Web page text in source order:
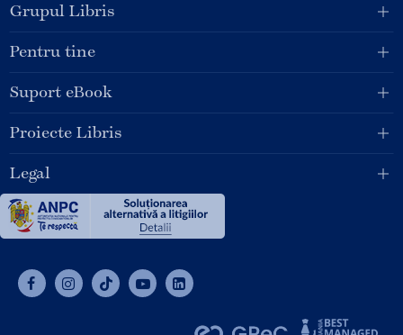
Grupul Libris
Pentru tine
Suport eBook
Proiecte Libris
Legal